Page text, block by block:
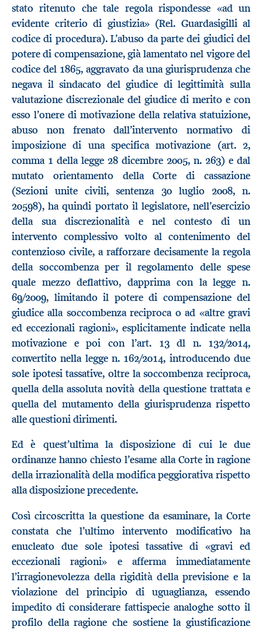
stato ritenuto che tale regola rispondesse «ad un
evidente criterio di giustizia» (Rel. Guardasigilli al
codice di procedura). L’abuso da parte dei giudici del
potere di compensazione, già lamentato nel vigore del
codice del 1865, aggravato da una giurisprudenza che
negava il sindacato del giudice di legittimità sulla
valutazione discrezionale del giudice di merito e con
esso l’onere di motivazione della relativa statuizione,
abuso non frenato dall’intervento normativo di
imposizione di una specifica motivazione (art. 2,
comma 1 della legge 28 dicembre 2005, n. 263) e dal
mutato orientamento della Corte di cassazione
(Sezioni unite civili, sentenza 30 luglio 2008, n.
20598), ha quindi portato il legislatore, nell’esercizio
della sua discrezionalità e nel contesto di un
intervento complessivo volto al contenimento del
contenzioso civile, a rafforzare decisamente la regola
della soccombenza per il regolamento delle spese
quale mezzo deflattivo, dapprima con la legge n.
69/2009, limitando il potere di compensazione del
giudice alla soccombenza reciproca o ad «altre gravi
ed eccezionali ragioni», esplicitamente indicate nella
motivazione e poi con l’art. 13 dl n. 132/2014,
convertito nella legge n. 162/2014, introducendo due
sole ipotesi tassative, oltre la soccombenza reciproca,
quella della assoluta novità della questione trattata e
quella del mutamento della giurisprudenza rispetto
alle questioni dirimenti.
Ed è quest’ultima la disposizione di cui le due
ordinanze hanno chiesto l’esame alla Corte in ragione
della irrazionalità della modifica peggiorativa rispetto
alla disposizione precedente.
Così circoscritta la questione da esaminare, la Corte
constata che l’ultimo intervento modificativo ha
enucleato due sole ipotesi tassative di «gravi ed
eccezionali ragioni» e afferma immediatamente
l’irragionevolezza della rigidità della previsione e la
violazione del principio di uguaglianza, essendo
impedito di considerare fattispecie analoghe sotto il
profilo della ragione che sostiene la giustificazione